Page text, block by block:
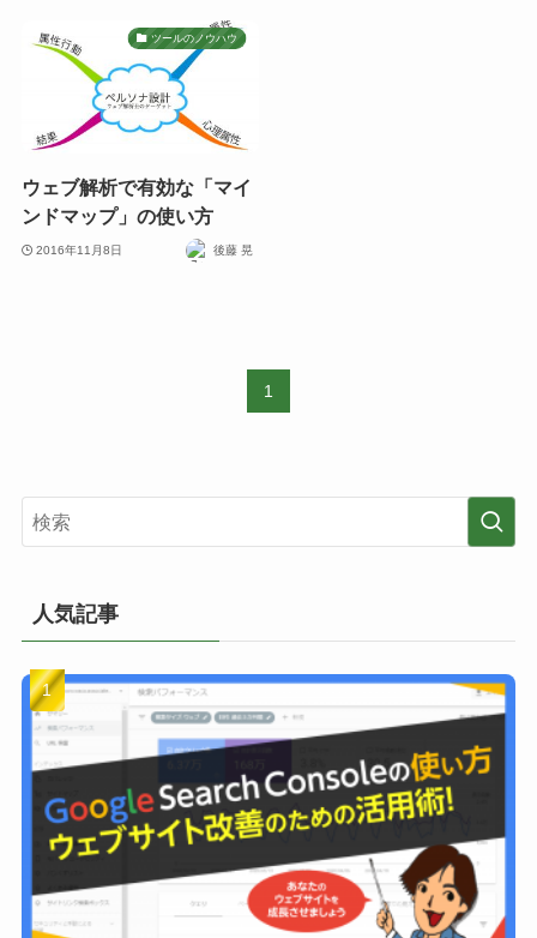
ツールのノウハウ
ウェブ解析で有効な「マイ
ンドマップ」の使い方
2016年11月8日 後藤 晃
1
人気記事